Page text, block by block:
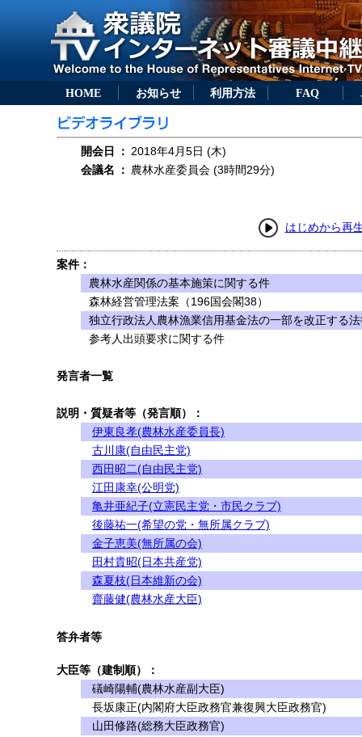
HOME お知らせ 利用方法 FAQ
開会日 ： 2018年4月5日 (木)
会議名
： 農林水産委員会 (3時間29分)
はじめから再
案件：
農林水産関係の基本施策に関する件
森林経営管理法案（196国会閣38）
独立行政法人農林漁業信用基金法の一部を改正する
参考人出頭要求に関する件
発言者一覧
説明・質疑者等（発言順）：
伊東良孝(農林水産委員長)
古川康(自由民主党)
西田昭二(自由民主党)
江田康幸(公明党)
亀井亜紀子(立憲民主党・市民クラブ)
後藤祐一(希望の党・無所属クラブ)
金子恵美(無所属の会)
田村貴昭(日本共産党)
森夏枝(日本維新の会)
齋藤健(農林水産大臣)
答弁者等
大臣等（建制順）：
礒崎陽輔(農林水産副大臣)
長坂康正(内閣府大臣政務官兼復興大臣政務官)
山田修路(総務大臣政務官)